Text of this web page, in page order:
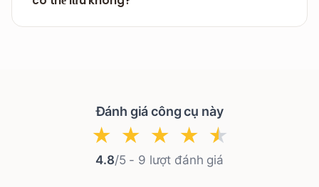
Đánh giá công cụ này
★ ★ ★ ★ ★
4.8/5 - 9 lượt đánh giá